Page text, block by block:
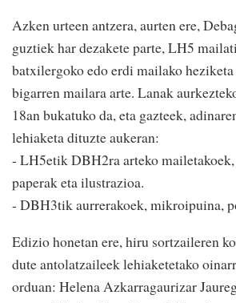
Azken urteen antzera, aurten ere,
guztiek har dezakete parte, LH5
batxilergoko edo erdi mailako
bigarren mailara arte. Lanak
18an bukatuko da, eta gazteek,
lehiaketa dituzte aukeran:
- LH5etik DBH2ra arteko
paperak eta ilustrazioa.
- DBH3tik aurrerakoek, mikroipuina,
Edizio honetan ere, hiru sortzaileren
dute antolatzaileek lehiaketetako
orduan: Helena Azkarragaurizar